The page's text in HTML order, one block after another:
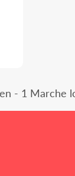
- 1 Marche